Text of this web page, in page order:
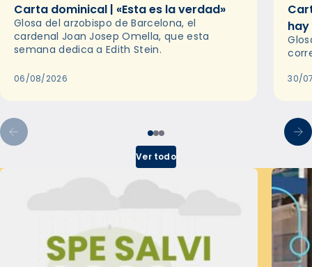
Carta dominical | «Esta es la verdad»
Glosa del arzobispo de Barcelona, el
cardenal Joan Josep Omella, que esta
semana dedica a Edith Stein.
06/08/2026 30/
Ver todo